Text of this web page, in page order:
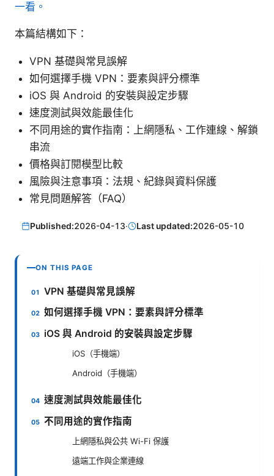
一看。
本篇結構如下：
VPN 基礎與常見誤解
如何選擇手機 VPN：要素與評分標準
iOS 與 Android 的安裝與設定步驟
速度測試與效能最佳化
不同用途的實作指南：上網隱私、工作連線、解鎖
串流
價格與訂閱模型比較
風險與注意事項：法規、紀錄與資料保護
常見問題解答（FAQ）
Published:2026-04-13· Last updated:2026-05-10
ON THIS PAGE
VPN 基礎與常見誤解
如何選擇手機 VPN：要素與評分標準
iOS 與 Android 的安裝與設定步驟
iOS（手機端）
Android（手機端）
速度測試與效能最佳化
不同用途的實作指南
上網隱私與公共 Wi-Fi 保護
遠端工作與企業連線